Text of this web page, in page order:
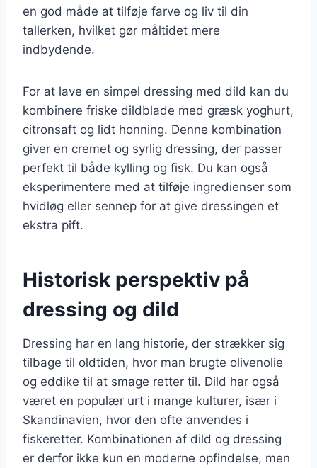
en god måde at tilføje farve og liv til din
tallerken, hvilket gør måltidet mere
indbydende.
For at lave en simpel dressing med dild kan du
kombinere friske dildblade med græsk yoghurt,
citronsaft og lidt honning. Denne kombination
giver en cremet og syrlig dressing, der passer
perfekt til både kylling og fisk. Du kan også
eksperimentere med at tilføje ingredienser som
hvidløg eller sennep for at give dressingen et
ekstra pift.
Historisk perspektiv på
dressing og dild
Dressing har en lang historie, der strækker sig
tilbage til oldtiden, hvor man brugte olivenolie
og eddike til at smage retter til. Dild har også
været en populær urt i mange kulturer, især i
Skandinavien, hvor den ofte anvendes i
fiskeretter. Kombinationen af dild og dressing
er derfor ikke kun en moderne opfindelse, men